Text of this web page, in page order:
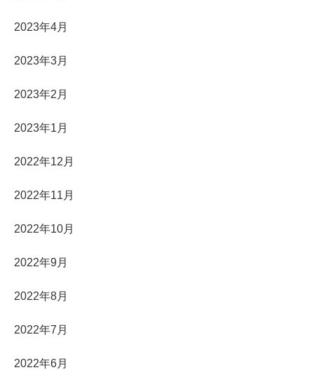
2023年4月
2023年3月
2023年2月
2023年1月
2022年12月
2022年11月
2022年10月
2022年9月
2022年8月
2022年7月
2022年6月